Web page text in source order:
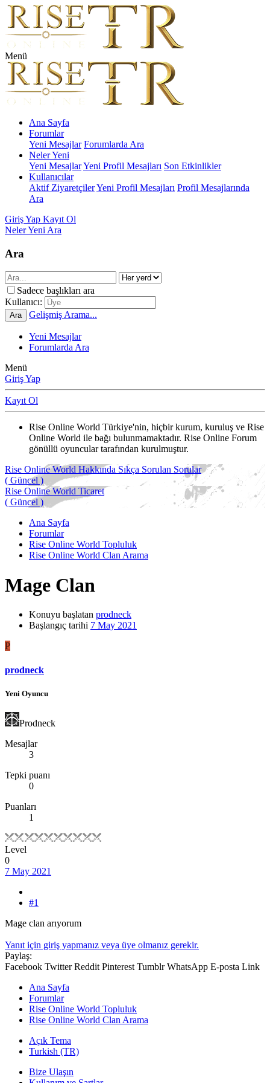
Menü
Ana Sayfa
Forumlar
Yeni Mesajlar Forumlarda Ara
Neler Yeni
Yeni MesajlarYeni Profil Mesajları Son Etkinlikler
Kullanıcılar
Aktif ZiyaretçilerYeni Profil Mesajları Profil Mesajlarında
Ara
Giriş Yap Kayıt Ol
Neler Yeni Ara
Ara
Sadece başlıkları ara
Kullanıcı:
Ara Gelişmiş Arama...
Yeni Mesajlar
Forumlarda Ara
Menü
Giriş Yap
Kayıt Ol
Rise Online World Türkiye'nin, hiçbir kurum, kuruluş ve Rise
Online World ile bağı bulunmamaktadır. Rise Online Forum
gönüllü oyuncular tarafından kurulmuştur.
Rise Online World Hakkında Sıkça Sorulan Sorular
( Güncel )
Rise Online World Ticaret
( Güncel )
Ana Sayfa
Forumlar
Rise Online World Topluluk
Rise Online World Clan Arama
Mage Clan
Konuyu başlatan prodneck
Başlangıç tarihi 7 May 2021
P
prodneck
Yeni Oyuncu
Prodneck
Mesajlar
3
Tepki puanı
0
Puanları
1
Level
0
7 May 2021
#1
Mage clan arıyorum
Yanıt için giriş yapmanız veya üye olmanız gerekir.
Paylaş:
Facebook Twitter Reddit Pinterest Tumblr WhatsApp E-posta Link
Ana Sayfa
Forumlar
Rise Online World Topluluk
Rise Online World Clan Arama
Açık Tema
Turkish (TR)
Bize Ulaşın